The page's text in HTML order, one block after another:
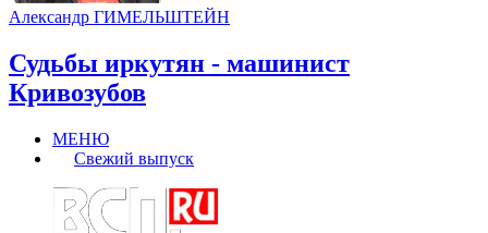
Александр ГИМЕЛЬШТЕЙН
Судьбы иркутян - машинист
Кривозубов
МЕНЮ
Свежий выпуск